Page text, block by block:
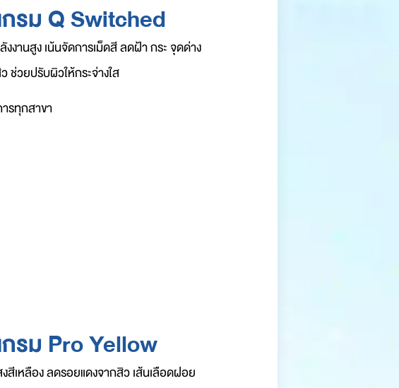
กรม Q Switched
งงานสูง เน้นจัดการเม็ดสี ลดฝ้า กระ จุดด่าง
ช่วยปรับผิวให้กระจ่างใส
รทุกสาขา
กรม Pro Yellow
งสีเหลือง ลดรอยแดงจากสิว เส้นเลือดฝอย